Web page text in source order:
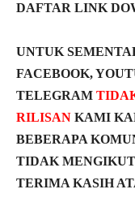
DAFTAR LINK
UNTUK
FACEBOOK,
TELEGRAM
RILISAN KAMI
BEBERAPA
TIDAK
TERIMA KASIH